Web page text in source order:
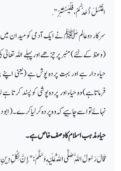
اغْتَسَلَ أَحَدُكُمْ ، فَلْيَسْتَتِرْ ".
سرکار دو عالم ﷺ نے ایک آدمی کو میدان
(وعظ کے لئے) منبر پر چڑھے اور پہلے اللہ تعالیٰ کی
حیاء دار ہے اور بہت پردہ پوش ہے (یعنی
فرماتاہے) وہ حیاء اور پردہ پوشی کو پسند
نہائے تو اسے چاہیے کہ وہ پردہ کر لیا کرے ۔ (
حیاء مذہب اسلام کا وصف خاص ہے۔
قَالَ رَسُولُ اللَّهِ صَلَّى اللَّهُ عَلَيْهِ وَسَلَّمَ : " إِنَّ لِكُلِّ دِينٍ